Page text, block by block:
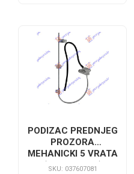
PODIZAC PREDNJEG
PROZORA
MEHANICKI 5 VRATA
(A KVALITET)
SKU: 037607081